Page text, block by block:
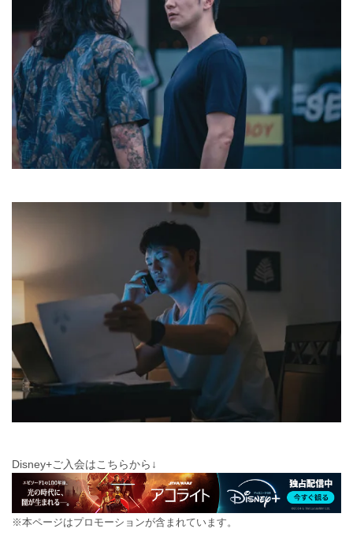
Disney+ご入会はこちらから↓
※本ページはプロモーションが含まれています。